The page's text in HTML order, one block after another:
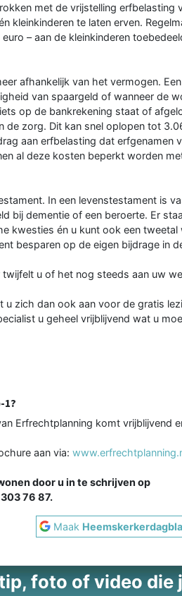
met de vrijstelling erfbelasting
kleinkinderen te laten erven.
– aan de kleinkinderen
afhankelijk van het vermo­gen.
van spaargeld of wanneer de
op de bankrekening staat of
de zorg. Dit kan snel oplopen tot
aan erfbe­lasting dat erfgenamen
al deze kosten beperkt worden
In een levenstesta­ment is
bij dementie of een beroerte. Er
kwesties én u kunt ook een tweetal
besparen op de eigen bijdrage in
u of het nog steeds aan uw
zich dan ook aan voor de gratis
u geheel vrijblij­vend wat u
1?
Erfrechtplanning komt vrijblijvend
aan via:
door u in te schrijven op
76 87.
Maak
foto of video die